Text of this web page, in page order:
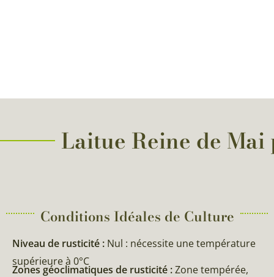
Laitue Reine de
Conditions Idéales de Culture
Niveau de rusticité : Nul : nécessite une température
supérieure à 0°C
Zones géoclimatiques de rusticité :Zone tempérée,